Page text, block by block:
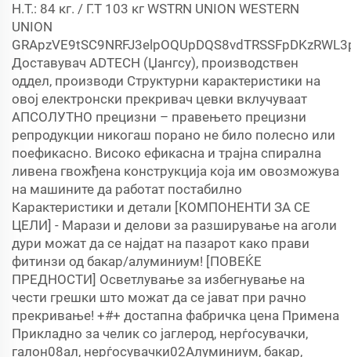
Н.Т.: 84 кг. / Г.Т 103 кг WSTRN UNION WESTERN
UNION
Доставувач ADTECH (Џангсу), производствен
оддел, производи Структурни карактеристики на
овој електронски прекривач цевки вклучуваат
АПСОЛУТНО прецизни – правењето прецизни
репродукции никогаш порано не било полесно или
поефикасно. Високо ефикасна и трајна спирална
ливена гвожђена конструкција која им овозможува
на машините да работат постабилно
Карактеристики и детали [КОМПОНЕНТИ ЗА СЕ
ЦЕЛИ] - Марази и делови за разширување на аголи
дури можат да се најдат на пазарот како прави
фитинзи од бакар/алуминиум! [ПОВЕЌЕ
ПРЕДНОСТИ] Осветлување за избегнување на
чести грешки што можат да се јават при рачно
прекривање! +#+ достапна фабричка цена Примена
Прикладно за челик со јаглерод, нерѓосувачки,
галон08ал, нерѓосувачки02Алуминиум, бакар,